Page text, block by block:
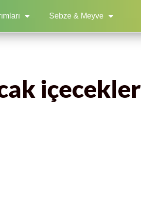
Sebze & Meyve
içecekler